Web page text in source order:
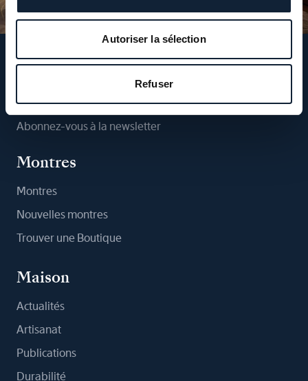
Autoriser la sélection
Refuser
Suivez-nous
Abonnez-vous à la newsletter
Montres
Montres
Nouvelles montres
Trouver une Boutique
Maison
Actualités
Artisanat
Publications
Durabilité